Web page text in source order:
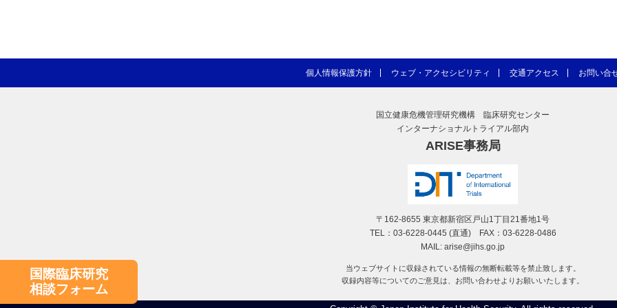
個人情報保護方針 ウェブ・アクセシビリティ 交通アクセス お問い合
国立健康危機管理研究機構 臨床研究センター
インターナショナルトライアル部内
ARISE事務局
〒162-8655 東京都新宿区戸山1丁目21番地1号
TEL：03-6228-0445 (直通) FAX：03-6228-0486
MAIL: arise@jihs.go.jp
当ウェブサイトに収録されている情報の無断転載等を禁止致します。
収録内容等についてのご意見は、お問い合わせよりお願いいたします。
国際臨床研究
相談フォーム